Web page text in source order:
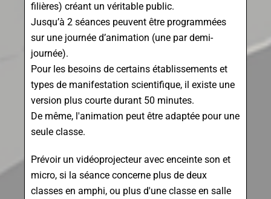
filières) créant un véritable public.
Jusqu’à 2 séances peuvent être programmées
sur une journée d’animation (une par demi-
journée).
Pour les besoins de certains établissements et
types de manifestation scientifique, il existe une
version plus courte durant 50 minutes.
De même, l'animation peut être adaptée pour une
seule classe.
Prévoir un vidéoprojecteur avec enceinte son et
micro, si la séance concerne plus de deux
classes en amphi, ou plus d'une classe en salle